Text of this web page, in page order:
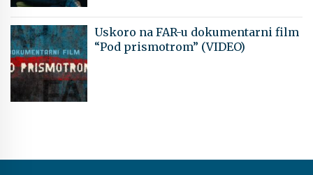
Uskoro na FAR-u dokumentarni film
“Pod prismotrom” (VIDEO)